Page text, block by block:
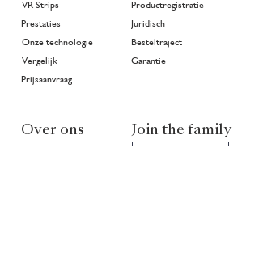
VR Strips
Prestaties
Onze technologie
Vergelijk
Prijsaanvraag
Productregistratie
Juridisch
Besteltraject
Garantie
Over ons Join the family